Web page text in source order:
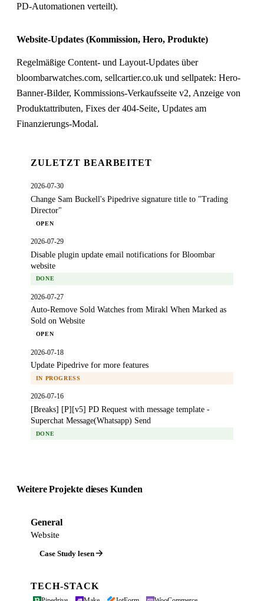
PD-Automationen verteilt).
Website-Updates (Kommission, Hero, Produkte)
Regelmäßige Content- und Layout-Updates über
bloombarwatches.com, sellcartier.co.uk und sellpatek: Hero-
Banner-Bilder, Kommissions-Verkaufsseite v2, Anzeige von
Produktattributen, Fixes der 404-Seite, Updates am
Finanzierungs-Modal.
ZULETZT BEARBEITET
2026-07-30
Change Sam Buckell's Pipedrive signature title to "Trading
Director"
OPEN
2026-07-29
Disable plugin update email notifications for Bloombar
website
DONE
2026-07-27
Auto-Remove Sold Watches from Mirakl When Marked as
Sold on Website
OPEN
2026-07-18
Update Pipedrive for more features
IN PROGRESS
2026-07-16
[Breaks] [P][v5] PD Request with message template -
Superchat Message(Whatsapp) Send
DONE
Weitere Projekte dieses Kunden
General
Website
Case Study lesen
TECH-STACK